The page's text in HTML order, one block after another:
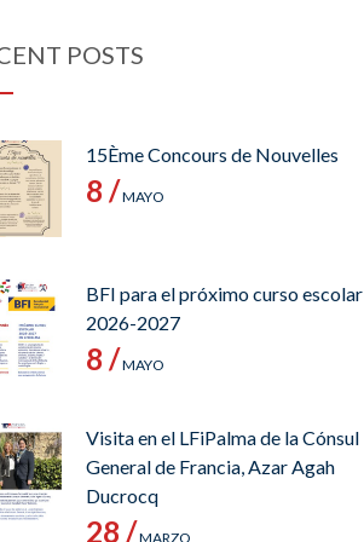
POSTS
15Ème Concours de Nouvelles
8 /MAYO
BFI para el próximo curso escolar
2026-2027
8 /MAYO
Visita en el LFiPalma de la Cónsul
General de Francia, Azar Agah
Ducrocq
28 /MARZO